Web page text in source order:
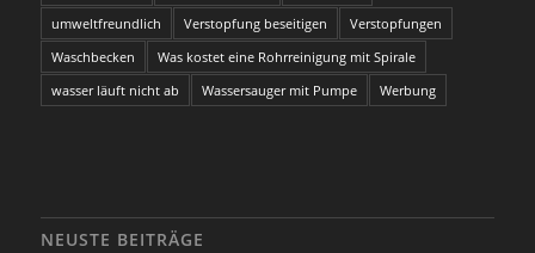
umweltfreundlich
Verstopfung beseitigen
Verstopfungen
Waschbecken
Was kostet eine Rohrreinigung mit Spirale
wasser läuft nicht ab
Wassersauger mit Pumpe Werbung
NEUSTE BEITRÄGE